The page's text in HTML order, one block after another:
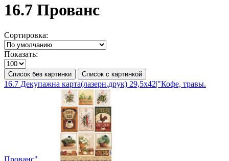
16.7 Прованс
Сортировка:
Показать:
Список без картинки Список с картинкой
16.7 Декупажна карта(лазерн.друк) 29,5х42|"Кофе, травы.
Прованс"